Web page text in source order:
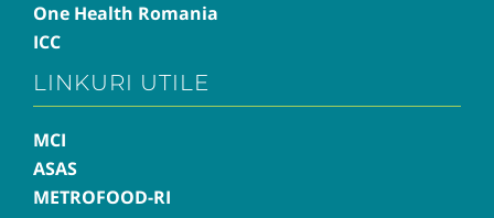
One Health Romania
ICC
LINKURI UTILE
MCI
ASAS
METROFOOD-RI